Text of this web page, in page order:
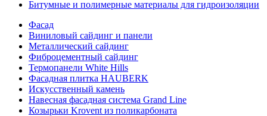
Битумные и полимерные материалы для гидроизоляции
Фасад
Виниловый сайдинг и панели
Металлический сайдинг
Фиброцементный сайдинг
Термопанели White Hills
Фасадная плитка HAUBERK
Искусственный камень
Навесная фасадная система Grand Line
Козырьки Krovent из поликарбоната